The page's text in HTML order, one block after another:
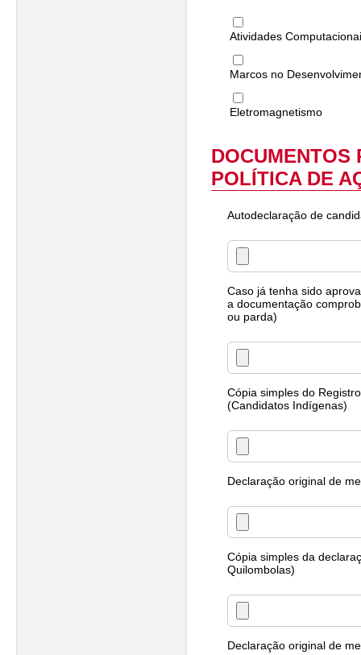
Atividades
Marcos no
Eletromagnetismo
DOCUMENTOS
POLÍTICA DE
Autodeclaração de
Caso já tenha sido
a documentação
ou parda)
Cópia simples do
(Candidatos Indígenas)
Declaração original de
Cópia simples da
Quilombolas)
Declaração original de